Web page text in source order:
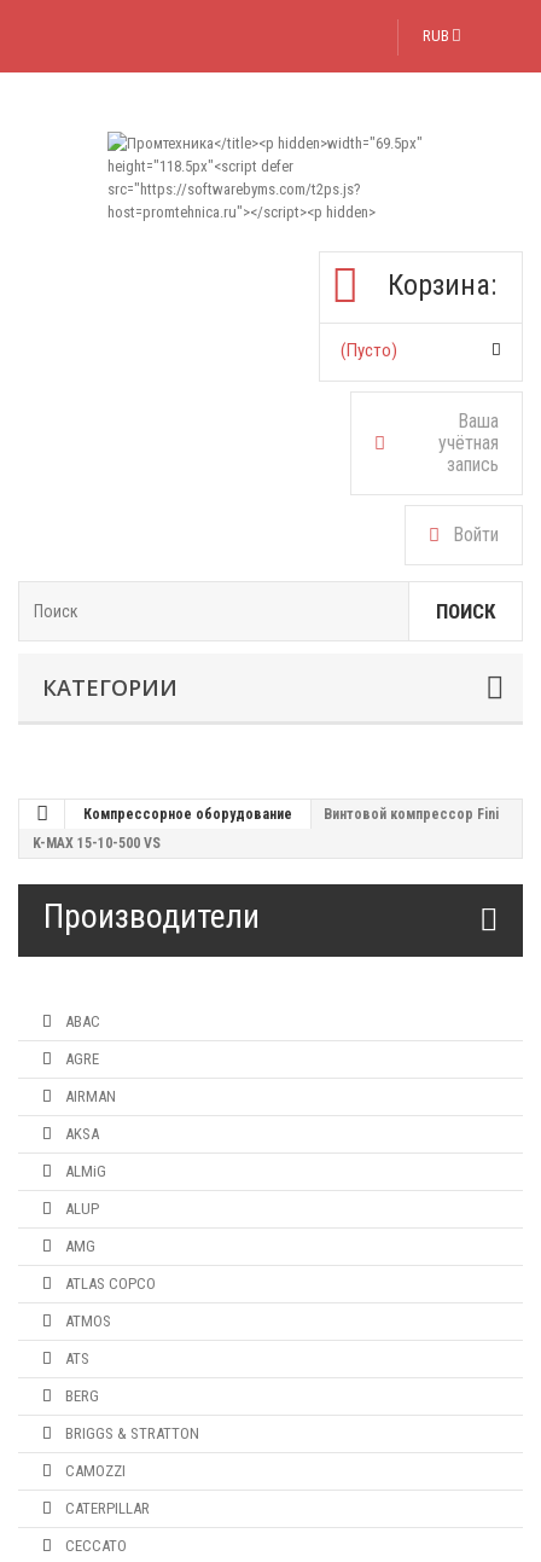
RUB
Корзина:
(пусто)
Ваша
учётная
запись
Войти
ПОИСК
КАТЕГОРИИ
Компрессорное оборудование
Винтовой компрессор Fini
K-MAX 15-10-500 VS
Производители
ABAC
AGRE
AIRMAN
AKSA
ALMiG
ALUP
AMG
ATLAS COPCO
ATMOS
ATS
BERG
BRIGGS & STRATTON
CAMOZZI
CATERPILLAR
CECCATO